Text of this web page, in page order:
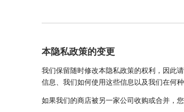
本隐私政策的变更
我们保留随时修改本隐私政策的权利，因此
信息、我们如何使用这些信息以及我们在何
如果我们的商店被另一家公司收购或合并，